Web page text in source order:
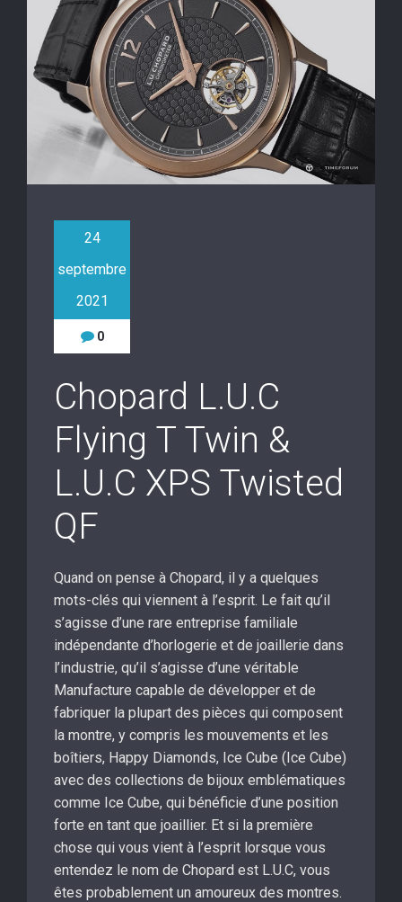
24
septembre
2021
0
Chopard L.U.C
Flying T Twin &
L.U.C XPS Twisted
QF
Quand on pense à Chopard, il y a quelques
mots-clés qui viennent à l’esprit. Le fait qu’il
s’agisse d’une rare entreprise familiale
indépendante d’horlogerie et de joaillerie dans
l’industrie, qu’il s’agisse d’une véritable
Manufacture capable de développer et de
fabriquer la plupart des pièces qui composent
la montre, y compris les mouvements et les
boîtiers, Happy Diamonds, Ice Cube (Ice Cube)
avec des collections de bijoux emblématiques
comme Ice Cube, qui bénéficie d’une position
forte en tant que joaillier. Et si la première
chose qui vous vient à l’esprit lorsque vous
entendez le nom de Chopard est L.U.C, vous
êtes probablement un amoureux des montres.